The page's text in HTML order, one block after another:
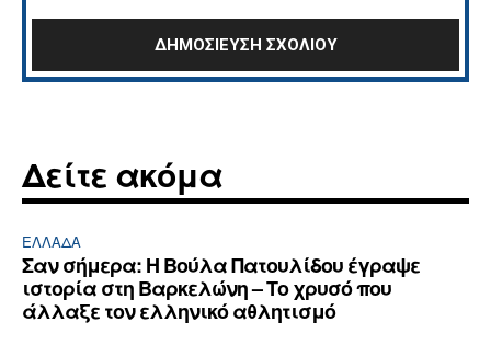
Δείτε ακόμα
ΕΛΛΆΔΑ
Σαν σήμερα: Η Βούλα Πατουλίδου έγραψε
ιστορία στη Βαρκελώνη – Το χρυσό που
άλλαξε τον ελληνικό αθλητισμό